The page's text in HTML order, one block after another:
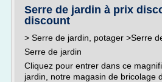
Serre de jardin à prix
discount
> Serre de jardin, potager >Serre
Serre de jardin
Cliquez pour entrer dans ce
jardin, notre magasin de bricolage